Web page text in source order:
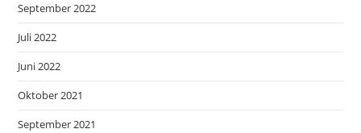
September 2022
Juli 2022
Juni 2022
Oktober 2021
September 2021